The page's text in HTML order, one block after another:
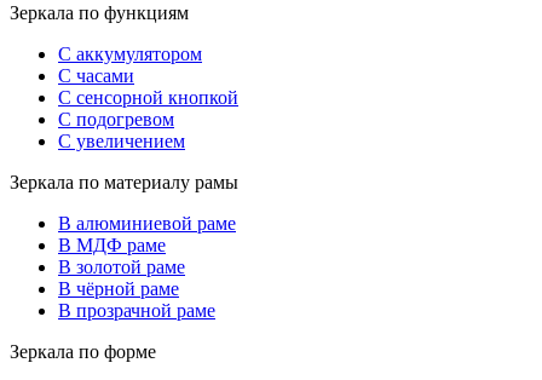
Зеркала по функциям
С аккумулятором
С часами
С сенсорной кнопкой
С подогревом
С увеличением
Зеркала по материалу рамы
В алюминиевой раме
В МДФ раме
В золотой раме
В чёрной раме
В прозрачной раме
Зеркала по форме